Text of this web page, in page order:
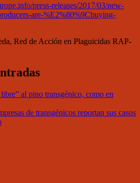
press-releases/2017/03/new-
are-%E2%80%9Cbuying-
Red de Acción en Plaguicidas RAP-
al pino transgénico, como en
de transgénicos reportan sus casos